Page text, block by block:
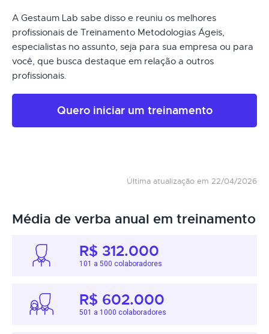
A Gestaum Lab sabe disso e reuniu os melhores
profissionais de Treinamento Metodologias Ágeis,
especialistas no assunto, seja para sua empresa ou para
você, que busca destaque em relação a outros
profissionais.
Quero iniciar um treinamento
Última atualização em 22/04/2026
Média de verba anual em treinamento
R$ 312.000
101 a 500 colaboradores
R$ 602.000
501 a 1000 colaboradores